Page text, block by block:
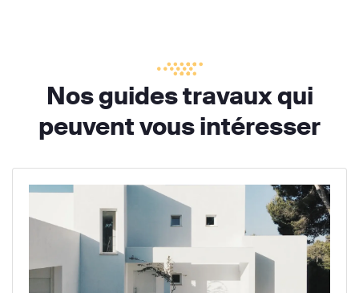
Nos guides travaux qui
peuvent vous intéresser